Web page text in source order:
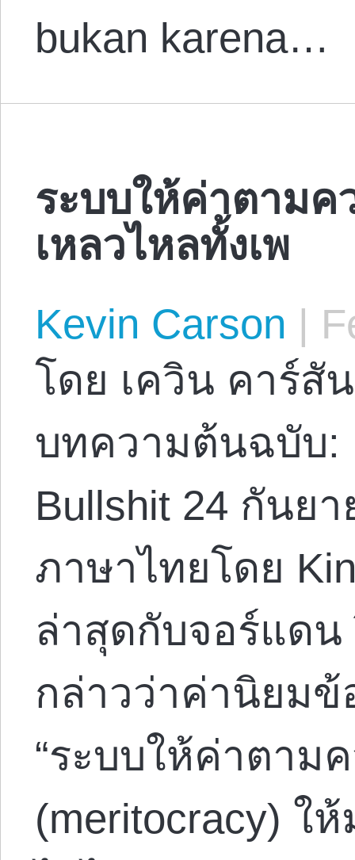
bukan karena…
ระบบให้ค่าตามค
เหลวไหลทั้งเพ
Kevin Carson |
โดย เควิน คาร์สั
บทความต้นฉบับ:
Bullshit 24 กันย
ภาษาไทยโดย
ล่าสุดกับจอร์แด
กล่าวว่าค่านิยมข้
“ระบบให้ค่าตาม
(meritocracy) ใ